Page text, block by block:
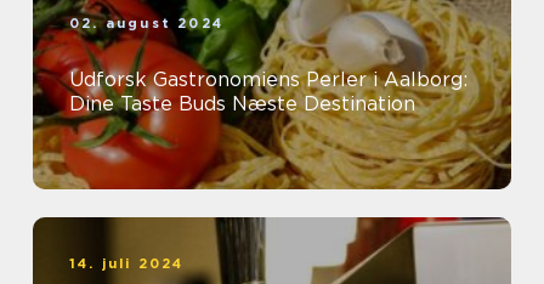
02. august 2024
Udforsk Gastronomiens Perler i Aalborg:
Dine Taste Buds Næste Destination
14. juli 2024